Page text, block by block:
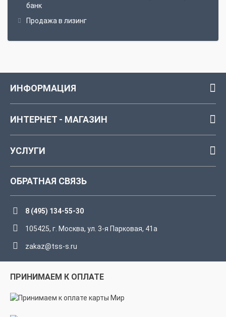
банк
Продажа в лизинг
ИНФОРМАЦИЯ
ИНТЕРНЕТ - МАГАЗИН
УСЛУГИ
ОБРАТНАЯ СВЯЗЬ
8 (495) 134-55-30
105425, г. Москва, ул. 3-я Парковая, 41а
zakaz@tss-s.ru
ПРИНИМАЕМ К ОПЛАТЕ